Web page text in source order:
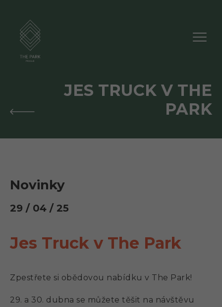
JES TRUCK V THE
PARK
Novinky
29 / 04 / 25
Jes Truck v The Park
Zpestřete si obědovou nabídku v The Park!
29. a 30. dubna se můžete těšit na návštěvu